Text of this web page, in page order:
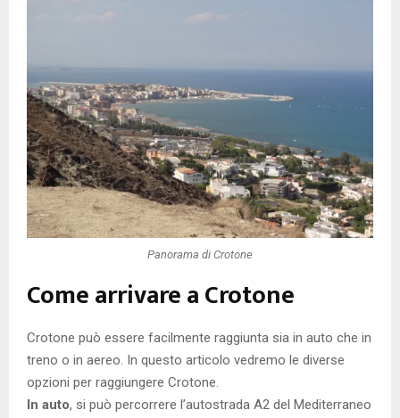
Panorama di Crotone
Come arrivare a Crotone
Crotone può essere facilmente raggiunta sia in auto che in
treno o in aereo. In questo articolo vedremo le diverse
opzioni per raggiungere Crotone.
In auto, si può percorrere l’autostrada A2 del Mediterraneo